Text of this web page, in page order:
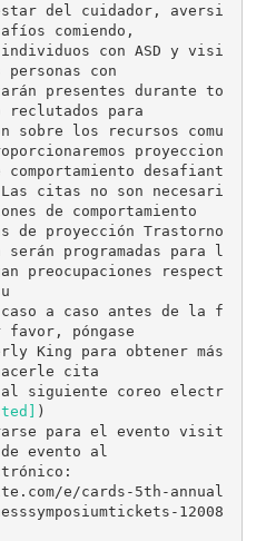
del cuidador, aversi
comiendo,
con ASD y visi
con
presentes durante to
para
sobre los recursos comu
proyeccion
desafiant
citas no son necesari
de comportamiento
de proyección Trastorno
programadas para l
preocupaciones respect
a caso antes de la f
póngase
King para obtener más
cita
al siguiente coreo electr
)
para el evento visit
evento al
e/cards-5th-annual
12008